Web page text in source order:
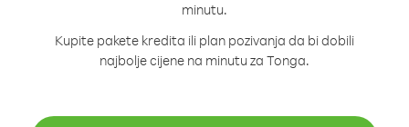
minutu.
Kupite pakete kredita ili plan pozivanja da bi dobili
najbolje cijene na minutu za Tonga.